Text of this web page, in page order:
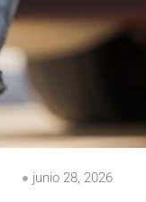
junio 28, 2026